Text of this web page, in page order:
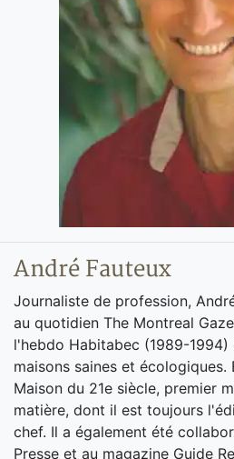
André Fauteux
Journaliste de profession,
au quotidien The Montreal
l'hebdo Habitabec (1989-1994)
maisons saines et écologiques.
Maison du 21e siècle, premier
matière, dont il est toujours
chef. Il a également été
Presse et au magazine Guide